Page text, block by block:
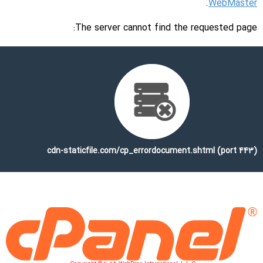
WebMaster
.
The server cannot find the requested page:
cdn-staticfile.com/cp_errordocument.shtml (port 443)